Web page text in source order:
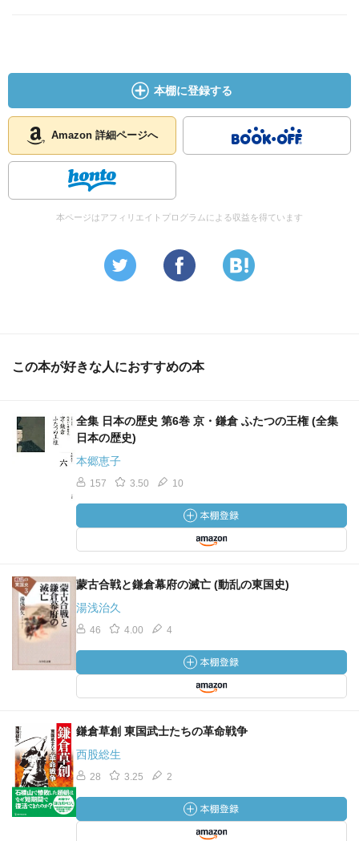
本棚に登録する
Amazon 詳細ページへ
本ページはアフィリエイトプログラムによる収益を得ています
この本が好きな人におすすめの本
全集 日本の歴史 第6巻 京・鎌倉 ふたつの王権 (全集
日本の歴史)
本郷恵子
157 3.50 10
蒙古合戦と鎌倉幕府の滅亡 (動乱の東国史)
湯浅治久
46 4.00 4
鎌倉草創 東国武士たちの革命戦争
西股総生
28 3.25 2